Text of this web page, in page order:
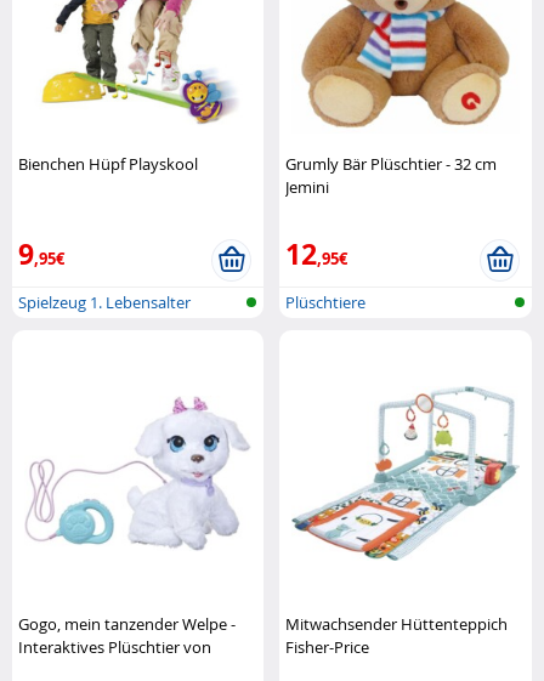
Bienchen Hüpf Playskool
9,95€
Spielzeug 1. Lebensalter
Grumly Bär Plüschtier - 32 cm
Jemini
12,95€
Plüschtiere
Gogo, mein tanzender Welpe -
Interaktives Plüschtier von
Mitwachsender Hüttenteppich
Fisher-Price